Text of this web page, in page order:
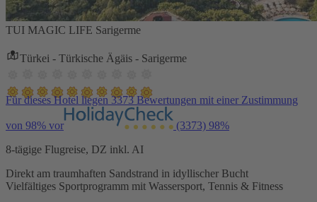
TUI MAGIC LIFE Sarigerme
Türkei - Türkische Ägäis - Sarigerme
Für dieses Hotel liegen 3373 Bewertungen mit einer Zustimmung
von 98% vor (3373) 98%
8-tägige Flugreise, DZ inkl. AI
Direkt am traumhaften Sandstrand in idyllischer Bucht
Vielfältiges Sportprogramm mit Wassersport, Tennis & Fitness